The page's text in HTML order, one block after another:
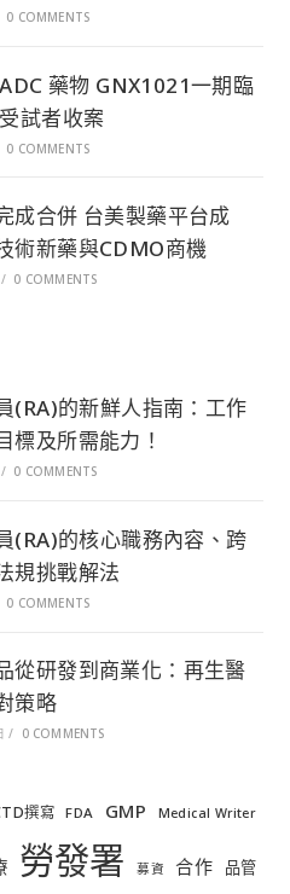
0 COMMENTS
藥物 GNX1021一期臨
試者收案
0 COMMENTS
成合併 台美製藥平台成
術新藥與CDMO商機
/ 0 COMMENTS
(RA)的新鮮人指南：工作
標及所需能力！
/ 0 COMMENTS
(RA)的核心職務內容、跨
規挑戰解法
0 COMMENTS
從研發到商業化：再生醫
策略
/ 0 COMMENTS
撰寫 FDA GMP Medical Writer
勞發署 募資 合作 品管